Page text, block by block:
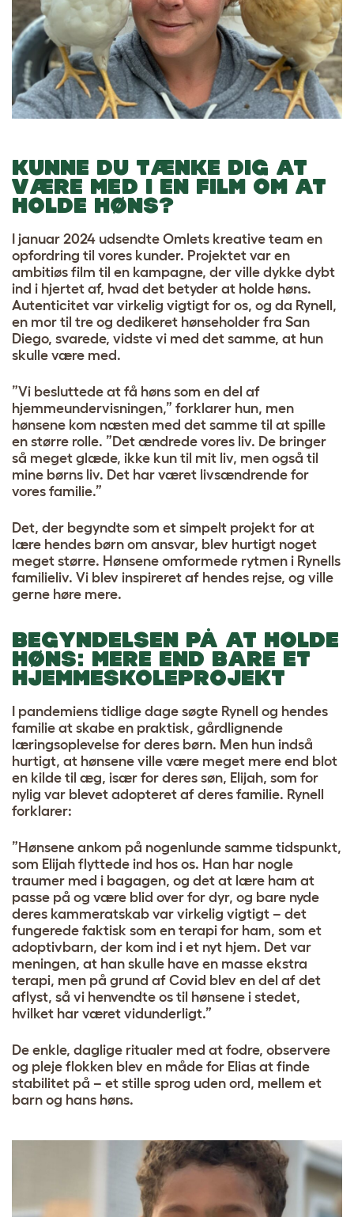
KUNNE DU TÆNKE DIG AT
VÆRE MED I EN FILM OM AT
HOLDE HØNS?
I januar 2024 udsendte Omlets kreative team en
opfordring til vores kunder. Projektet var en
ambitiøs film til en kampagne, der ville dykke dybt
ind i hjertet af, hvad det betyder at holde høns.
Autenticitet var virkelig vigtigt for os, og da Rynell,
en mor til tre og dedikeret hønseholder fra San
Diego, svarede, vidste vi med det samme, at hun
skulle være med.
”Vi besluttede at få høns som en del af
hjemmeundervisningen,” forklarer hun, men
hønsene kom næsten med det samme til at spille
en større rolle. ”Det ændrede vores liv. De bringer
så meget glæde, ikke kun til mit liv, men også til
mine børns liv. Det har været livsændrende for
vores familie.”
Det, der begyndte som et simpelt projekt for at
lære hendes børn om ansvar, blev hurtigt noget
meget større. Hønsene omformede rytmen i Rynells
familieliv. Vi blev inspireret af hendes rejse, og ville
gerne høre mere.
BEGYNDELSEN PÅ AT HOLDE
HØNS: MERE END BARE ET
HJEMMESKOLEPROJEKT
I pandemiens tidlige dage søgte Rynell og hendes
familie at skabe en praktisk, gårdlignende
læringsoplevelse for deres børn. Men hun indså
hurtigt, at hønsene ville være meget mere end blot
en kilde til æg, især for deres søn, Elijah, som for
nylig var blevet adopteret af deres familie. Rynell
forklarer:
”Hønsene ankom på nogenlunde samme tidspunkt,
som Elijah flyttede ind hos os. Han har nogle
traumer med i bagagen, og det at lære ham at
passe på og være blid over for dyr, og bare nyde
deres kammeratskab var virkelig vigtigt – det
fungerede faktisk som en terapi for ham, som et
adoptivbarn, der kom ind i et nyt hjem. Det var
meningen, at han skulle have en masse ekstra
terapi, men på grund af Covid blev en del af det
aflyst, så vi henvendte os til hønsene i stedet,
hvilket har været vidunderligt.”
De enkle, daglige ritualer med at fodre, observere
og pleje flokken blev en måde for Elias at finde
stabilitet på – et stille sprog uden ord, mellem et
barn og hans høns.